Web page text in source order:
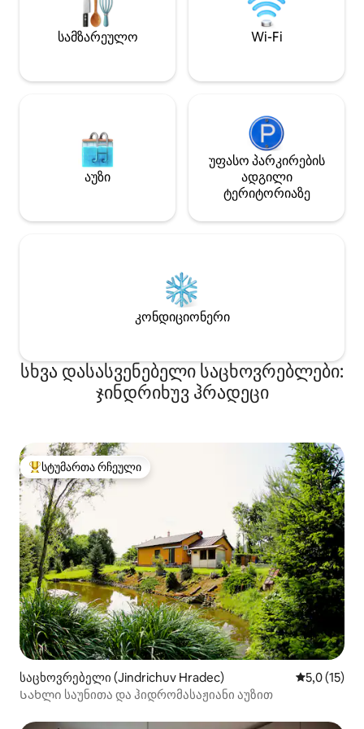
კალმახის ტბაზე თევზაობა,
შეთანხმების საფუძველზე ნებართვის
დაჯავშნა ან მფლობელისგან
განიტვირთოთ,
თუ რამდენიმე
სამზარეულო Wi-Fi
აუზი
უფასო პარკირების
ადგილი
ტერიტორიაზე
კონდიციონერი
სხვა დასასვენებელი საცხოვრებლები:
ჯინდრიხუვ ჰრადეცი
სტუმართა რჩეული მოწინავე ვარიანტი
სტუმართა რჩეული
საცხოვრებელი (Jindrichuv Hradec) საშუალო
5,0 (15)
Სახლი საუნითა და ჰიდრომასაჟიანი აუზით